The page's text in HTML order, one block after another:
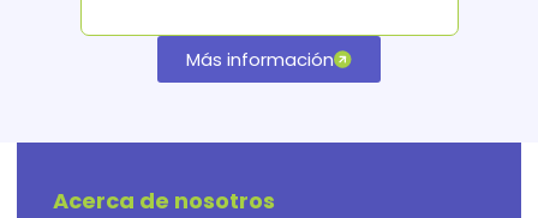
Más información
Acerca de nosotros